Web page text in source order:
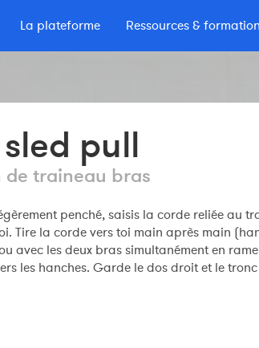
La plateforme Ressources &
Fonctionnalités
Tarifs
Constructeur de séances
Sportif Premium
FAQ
entraînement
Podcast Secrets
Le Blog Nolio
Autres ressources
Le Shop Nolio
FAQ
pull
de traineau bras
penché, saisis la corde reliée au
Tire la corde vers toi main après main
avec les deux bras simultanément en
les hanches. Garde le dos droit et le